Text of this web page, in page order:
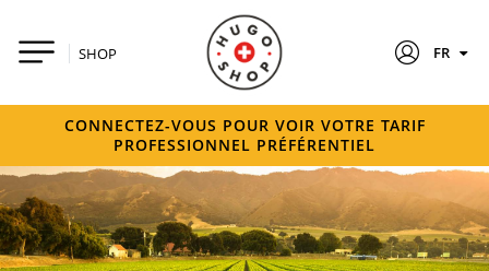
SHOP FR
CONNECTEZ-VOUS POUR VOIR VOTRE TARIF
PROFESSIONNEL PRÉFÉRENTIEL